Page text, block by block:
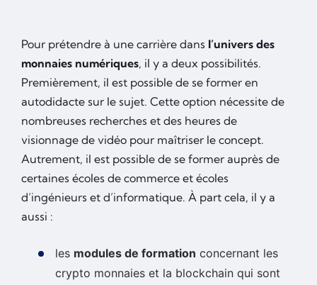
Pour prétendre à une carrière dans l’univers des
monnaies numériques, il y a deux possibilités.
Premièrement, il est possible de se former en
autodidacte sur le sujet. Cette option nécessite de
nombreuses recherches et des heures de
visionnage de vidéo pour maîtriser le concept.
Autrement, il est possible de se former auprès de
certaines écoles de commerce et écoles
d’ingénieurs et d’informatique. À part cela, il y a
aussi :
les modules de formation concernant les
crypto monnaies et la blockchain qui sont